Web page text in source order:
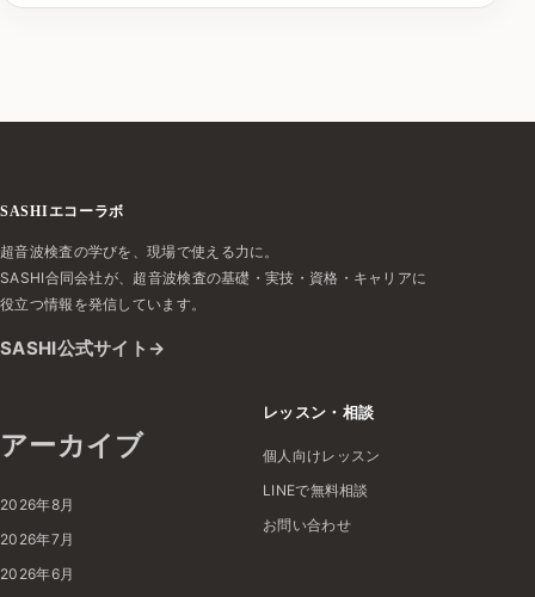
SASHIエコーラボ
超音波検査の学びを、現場で使える力に。
SASHI合同会社が、超音波検査の基礎・実技・資格・キャリアに
役立つ情報を発信しています。
SASHI公式サイト
アーカイブ
2026年8月
2026年7月
2026年6月
レッスン・相談
個人向けレッスン
LINEで無料相談
お問い合わせ